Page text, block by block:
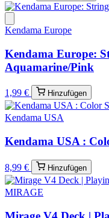
Kendama Europe
Kendama Europe:
Aquamarine/Pink
1,99 € Hinzufügen
Kendama USA
Kendama USA :
8,99 € Hinzufügen
MIRAGE